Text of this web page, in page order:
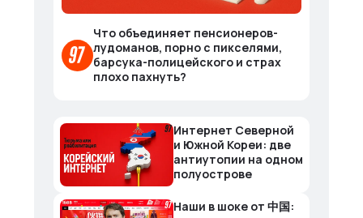
Что объединяет пенсионеров-
лудоманов, порно с пикселями,
барсука-полицейского и страх
плохо пахнуть?
Интернет Северной
и Южной Кореи: две
антиутопии на одном
полуострове
Наши в шоке от 中国: